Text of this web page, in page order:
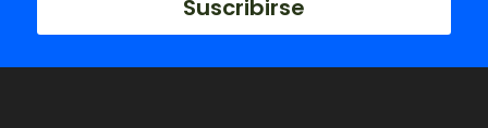
Suscribirse